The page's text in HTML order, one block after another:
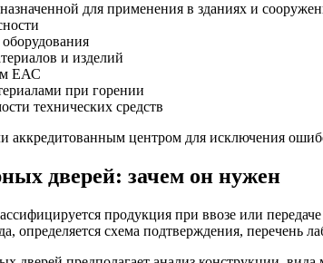
для применения в зданиях и
оборудования
и изделий
ЕАС
при горении
технических средств
аккредитованным центром для исключения
дверей: зачем он нужен
продукция при ввозе или
определяется схема подтверждения,